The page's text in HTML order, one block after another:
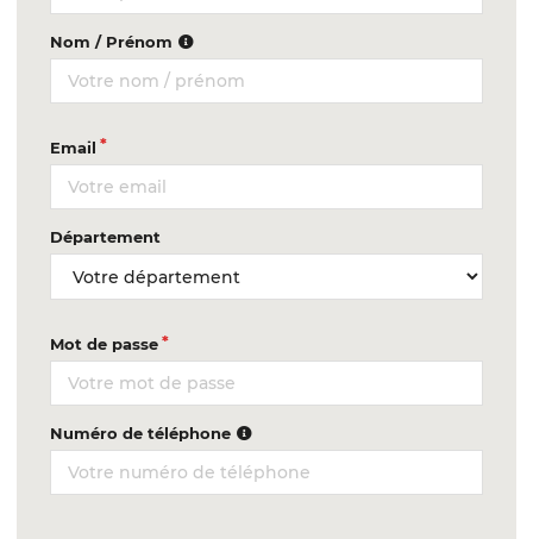
Nom / Prénom
Email
Département
Mot de passe
Numéro de téléphone